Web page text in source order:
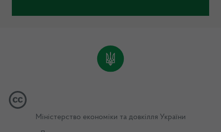
Міністерство економіки та довкілля України